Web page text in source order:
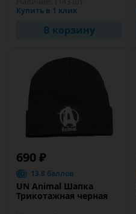
Купить в 1 клик
В корзину
690 ₽
13.8 баллов
UN Animal Шапка
Трикотажная черная